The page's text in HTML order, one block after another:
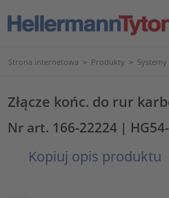
Strona internetowa > Produkty >
Złącze końc. do rur
Nr art. 166-22224 |
Kopiuj opis produktu